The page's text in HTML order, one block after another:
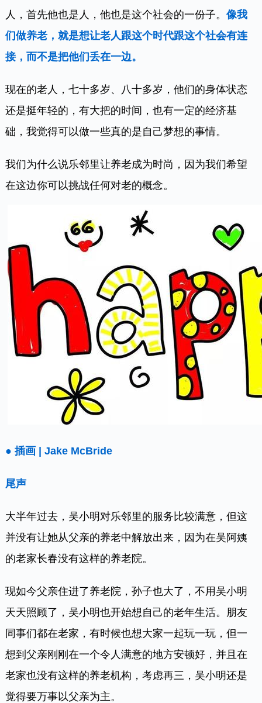
人，首先他也是人，他也是这个社会的一份子。像我
们做养老，就是想让老人跟这个时代跟这个社会有连
接，而不是把他们丢在一边。
现在的老人，七十多岁、八十多岁，他们的身体状态
还是挺年轻的，有大把的时间，也有一定的经济基
础，我觉得可以做一些真的是自己梦想的事情。
我们为什么说乐邻里让养老成为时尚，因为我们希望
在这边你可以挑战任何对老的概念。
● 插画 | Jake McBride
尾声
大半年过去，吴小明对乐邻里的服务比较满意，但这
并没有让她从父亲的养老中解放出来，因为在吴阿姨
的老家长春没有这样的养老院。
现如今父亲住进了养老院，孙子也大了，不用吴小明
天天照顾了，吴小明也开始想自己的老年生活。朋友
同事们都在老家，有时候也想大家一起玩一玩，但一
想到父亲刚刚在一个令人满意的地方安顿好，并且在
老家也没有这样的养老机构，考虑再三，吴小明还是
觉得要万事以父亲为主。